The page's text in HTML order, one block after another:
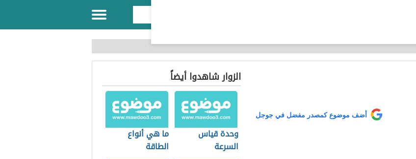
أضف موضوع كمصدر مفضل في جوجل
الزوار شاهدوا أيضاً
وحدة قياس
السرعة
ما هي أنواع
الطاقة